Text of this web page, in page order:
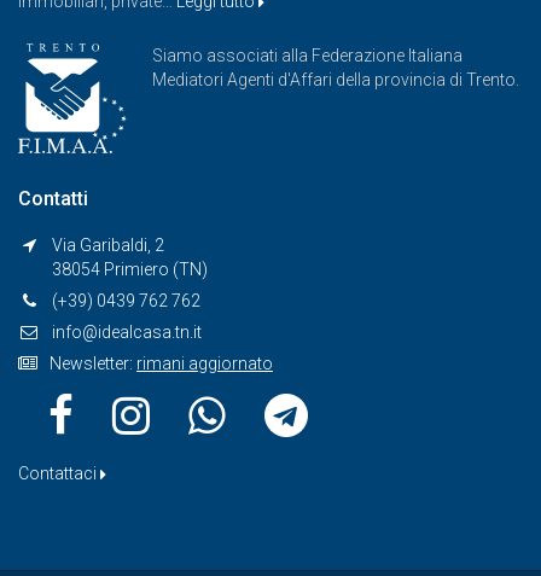
Siamo associati alla Federazione Italiana
Mediatori Agenti d'Affari della provincia di Trento.
Contatti
Via Garibaldi, 2
38054 Primiero (TN)
(+39) 0439 762 762
info@idealcasa.tn.it
Newsletter: rimani aggiornato
Contattaci